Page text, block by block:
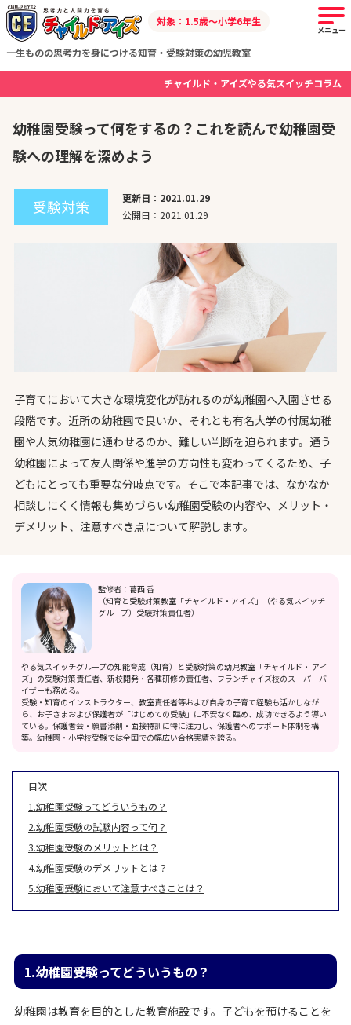
一生ものの思考力を身につける知育・受験対策の幼児教室
対象：1.5歳～小学6年生
メニュー
チャイルド・アイズやる気スイッチコラム
幼稚園受験って何をするの？これを読んで幼稚園受
験への理解を深めよう
受験対策
更新日：2021.01.29
公開日：2021.01.29
子育てにおいて大きな環境変化が訪れるのが幼稚園へ入園させる
段階です。近所の幼稚園で良いか、それとも有名大学の付属幼稚
園や人気幼稚園に通わせるのか、難しい判断を迫られます。通う
幼稚園によって友人関係や進学の方向性も変わってくるため、子
どもにとっても重要な分岐点です。そこで本記事では、なかなか
相談しにくく情報も集めづらい幼稚園受験の内容や、メリット・
デメリット、注意すべき点について解説します。
監修者：葛西 香
（知育と受験対策教室「チャイルド・アイズ」（やる気スイッチ
グループ）受験対策責任者）
やる気スイッチグループの知能育成（知育）と受験対策の幼児教室「チャイルド・ アイ
ズ」の受験対策責任者、新校開発・各種研修の責任者、フランチャイズ校のスーパーバ
イザーも務める。
受験・知育のインストラクター、教室責任者等および自身の子育て経験も活かしなが
ら、お子さまおよび保護者が「はじめての受験」に不安なく臨め、成功できるよう導い
ている。保護者会・願書添削・面接特訓に特に注力し、保護者へのサポート体制を構
築。幼稚園・小学校受験では全国での幅広い合格実績を誇る。
目次
1.幼稚園受験ってどういうもの？
2.幼稚園受験の試験内容って何？
3.幼稚園受験のメリットとは？
4.幼稚園受験のデメリットとは？
5.幼稚園受験において注意すべきことは？
1.幼稚園受験ってどういうもの？
幼稚園は教育を目的とした教育施設です。子どもを預けることを